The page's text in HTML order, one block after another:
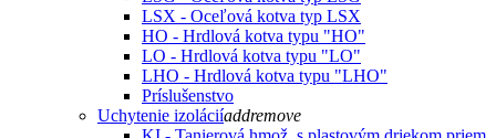
LSX - Oceľová kotva typ LSX
HO - Hrdlová kotva typu "HO"
LO - Hrdlová kotva typu "LO"
LHO - Hrdlová kotva typu "LHO"
Príslušenstvo
Uchytenie izoláciíaddremove